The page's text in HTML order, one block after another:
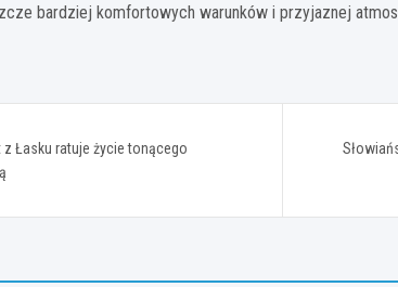
bardziej komfortowych warunków i przyjaznej
Łasku ratuje życie tonącego